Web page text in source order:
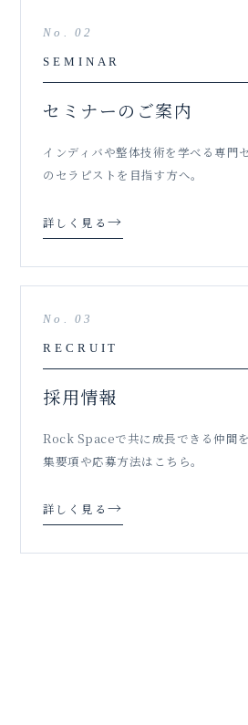
No. 02
SEMINAR
セミナーのご案内
インディバや整体技術を学べる専門
のセラピストを目指す方へ。
詳しく見る →
No. 03
RECRUIT
採用情報
Rock Spaceで共に成長できる仲間
集要項や応募方法はこちら。
詳しく見る →